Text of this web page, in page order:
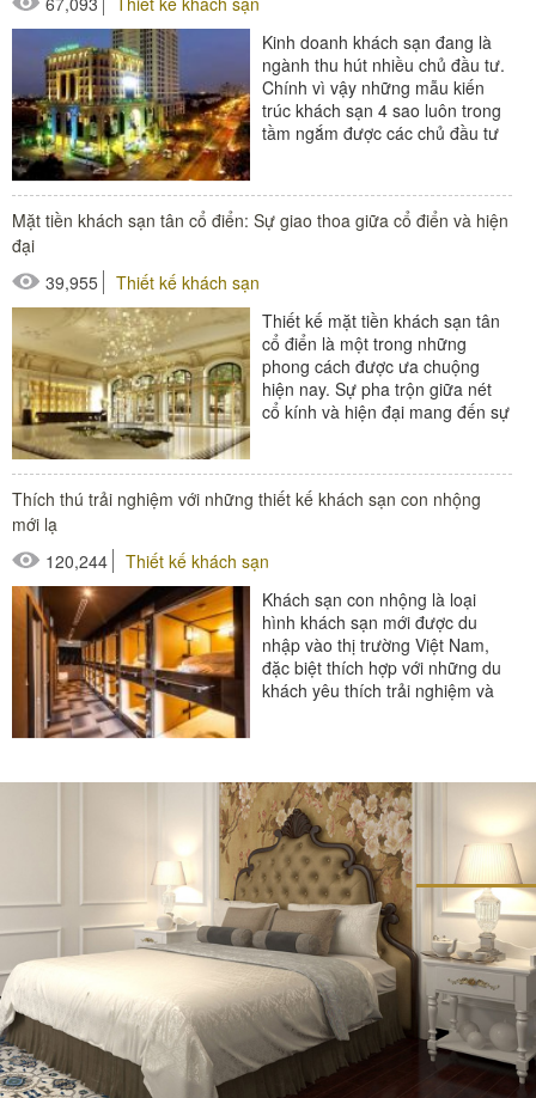
Kinh doanh khách sạn đang là
ngành thu hút nhiều chủ đầu tư.
Chính vì vậy những mẫu kiến
trúc khách sạn 4 sao luôn trong
tầm ngắm được các chủ đầu tư
#thiết bị buồng phòng
#thiết bị phòng tắm
Mặt tiền khách sạn tân cổ điển: Sự giao thoa giữa cổ điển và hiện
đại
39,955
Thiết kế khách sạn
Thiết kế mặt tiền khách sạn tân
cổ điển là một trong những
phong cách được ưa chuộng
hiện nay. Sự pha trộn giữa nét
cổ kính và hiện đại mang đến sự
#thiết bị sảnh - ngoại cảnh
Thích thú trải nghiệm với những thiết kế khách sạn con nhộng
mới lạ
120,244
Thiết kế khách sạn
Khách sạn con nhộng là loại
hình khách sạn mới được du
nhập vào thị trường Việt Nam,
đặc biệt thích hợp với những du
khách yêu thích trải nghiệm và
#thiết bị buồng phòng
#thiết bị phòng tắm
#thiết bị sảnh - ngoại cảnh